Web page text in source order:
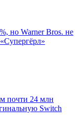
но Warner Bros. не
почти 24 млн
Switch